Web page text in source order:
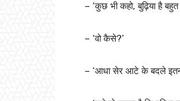
– ‘कुछ भी कहो, बुढ़िया है बहुत
– ‘वो कैसे?’
– ‘आधा सेर आटे के बदले इतनी